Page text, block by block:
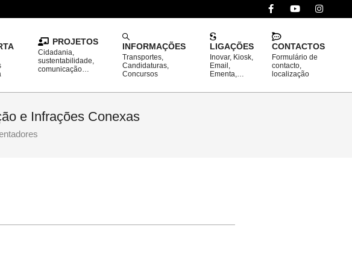
PROJETOS
Cidadania,
sustentabilidade,
comunicação…
INFORMAÇÕES
Transportes,
Candidaturas,
Concursos
LIGAÇÕES
Inovar, Kiosk,
Email,
Ementa,…
CONTACTOS
Formulário de
contacto,
localização
e Infrações Conexas